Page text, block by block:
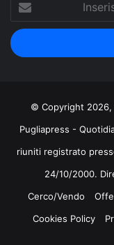
tuo
indirizzo
mail
© Copyright
Pugliapress -
riuniti registrato
24/10/2000.
Cerco/Vendo
Cookies Policy